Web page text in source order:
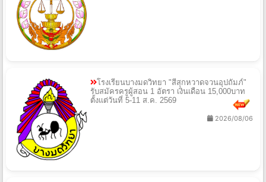
โรงเรียนบางมดวิทยา "สีสุกหวาดจวนอุปถัมภ์"
รับสมัครครูผู้สอน 1 อัตรา เงินเดือน 15,000บาท
ตั้งแต่วันที่ 5-11 ส.ค. 2569
2026/08/06